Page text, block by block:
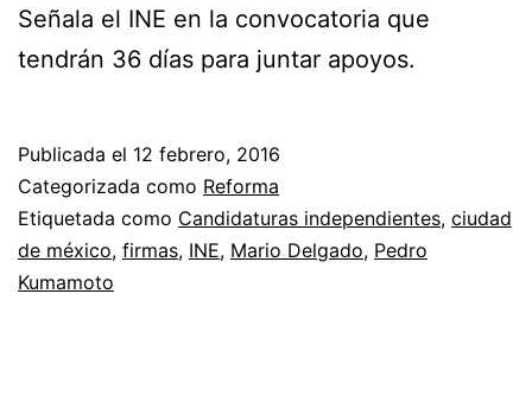
Señala el INE en la convocatoria que
tendrán 36 días para juntar apoyos.
Publicada el 12 febrero, 2016
Categorizada como Reforma
Etiquetada como Candidaturas independientes, ciudad
de méxico, firmas, INE, Mario Delgado, Pedro
Kumamoto